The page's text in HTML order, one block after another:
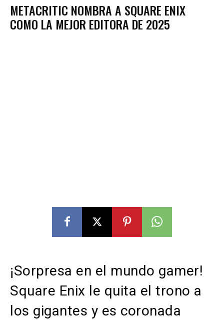
METACRITIC NOMBRA A SQUARE ENIX
COMO LA MEJOR EDITORA DE 2025
¡Sorpresa en el mundo gamer!
Square Enix le quita el trono a
los gigantes y es coronada